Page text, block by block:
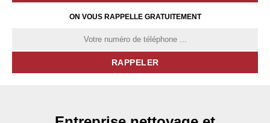
ON VOUS RAPPELLE GRATUITEMENT